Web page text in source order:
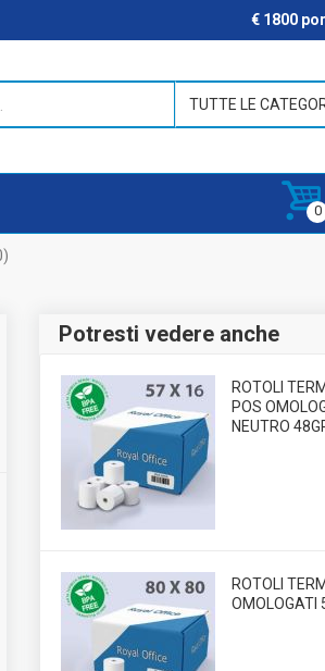
€ 1800
Potresti vedere anche
ROTOLI
POS
NEUTRO
ROTOLI
OMOLOGATI